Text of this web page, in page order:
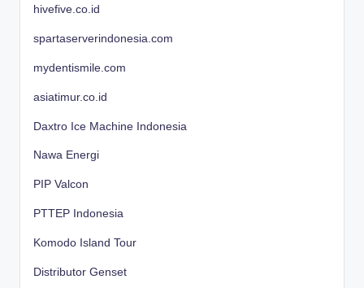
hivefive.co.id
spartaserverindonesia.com
mydentismile.com
asiatimur.co.id
Daxtro Ice Machine Indonesia
Nawa Energi
PIP Valcon
PTTEP Indonesia
Komodo Island Tour
Distributor Genset